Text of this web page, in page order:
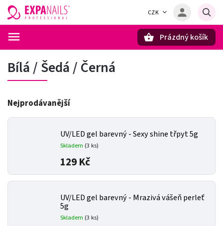
CZK
Prázdný košík
Bílá / Šedá / Černá
Nejprodávanější
UV/LED gel barevný - Sexy shine třpyt 5g
Skladem (3 ks)
129 Kč
UV/LED gel barevný - Mrazivá vášeň perleť
5g
Skladem (3 ks)